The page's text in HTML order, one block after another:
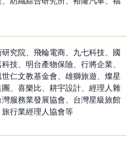
究院、飛輪電商、九七科技、國
技、明台產物保險、行將企業、
仁文教基金會、雄獅旅遊、燦星
、喜樂比、耕宇設計、經理人雜
服務業發展協會、台灣星級旅館
行業經理人協會等